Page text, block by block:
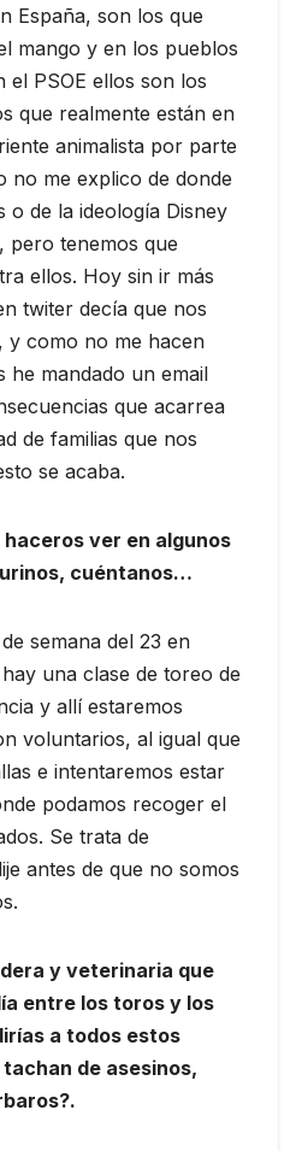
España, son los que
mango y en los pueblos
PSOE ellos son los
que realmente están en
animalista por parte
no me explico de donde
o de la ideología Disney
pero tenemos que
ellos. Hoy sin ir más
twiter decía que nos
y como no me hacen
mandado un email
que acarrea
de familias que nos
se acaba.
ver en algunos
cuéntanos…
semana del 23 en
una clase de toreo de
y allí estaremos
voluntarios, al igual que
e intentaremos estar
podamos recoger el
Se trata de
antes de que no somos
y veterinaria que
entre los toros y los
a todos estos
de asesinos,